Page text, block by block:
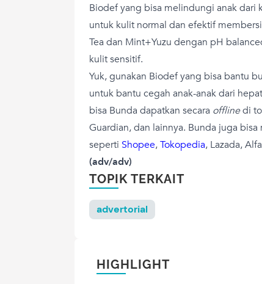
Biodef yang bisa melindungi anak dari
untuk kulit normal dan efektif
Tea dan Mint+Yuzu dengan pH
kulit sensitif.
Yuk, gunakan Biodef yang bisa bantu
untuk bantu cegah anak-anak dari
bisa Bunda dapatkan secara offlinedi
Guardian, dan lainnya. Bunda juga
seperti Shopee,Tokopedia, Lazada,
(adv/adv)
TOPIK TERKAIT
advertorial
HIGHLIGHT